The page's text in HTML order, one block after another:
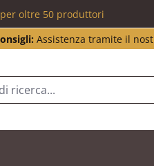
oltre 50 produttori
Assistenza tramite il